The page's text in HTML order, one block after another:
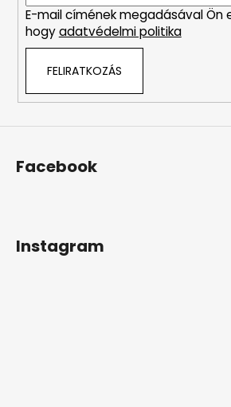
E-mail címének megadásával Ön
hogyadatvédelmi politika
FELIRATKOZÁS
Facebook
Instagram